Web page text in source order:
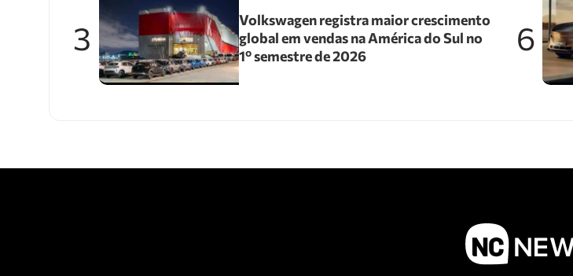
3
Volkswagen registra maior crescimento
global em vendas na América do Sul no
1º semestre de 2026
6